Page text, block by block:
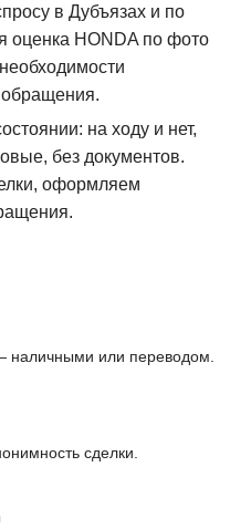
в Дубъязах и по
оценка HONDA по фото
обращения.
на ходу и нет,
без документов.
оформляем
наличными или переводом.
сделки.